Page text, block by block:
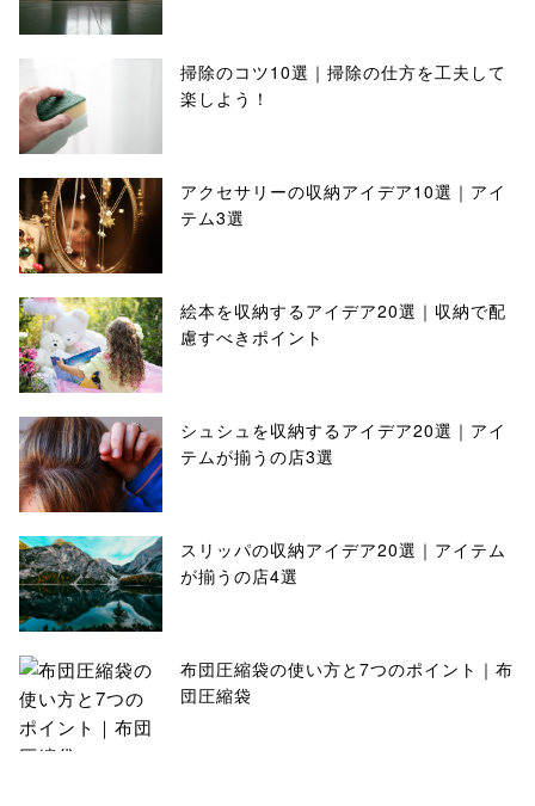
掃除のコツ10選｜掃除の仕方を工夫して
楽しよう！
アクセサリーの収納アイデア10選｜アイ
テム3選
絵本を収納するアイデア20選｜収納で配
慮すべきポイント
シュシュを収納するアイデア20選｜アイ
テムが揃うの店3選
スリッパの収納アイデア20選｜アイテム
が揃うの店4選
布団圧縮袋の使い方と7つのポイント｜布
団圧縮袋